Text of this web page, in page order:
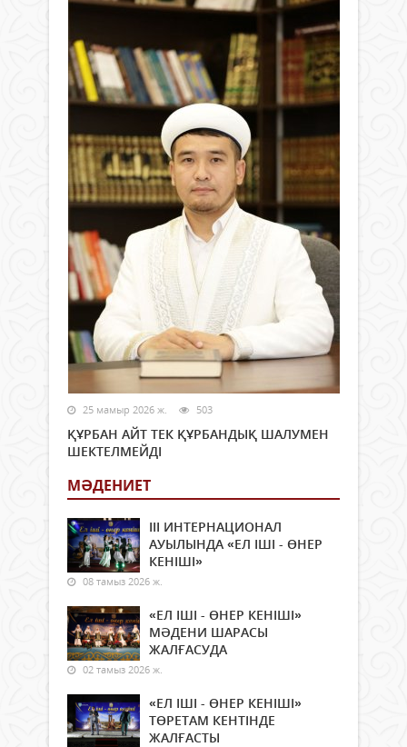
25 мамыр 2026 ж. 503
ҚҰРБАН АЙТ ТЕК ҚҰРБАНДЫҚ ШАЛУМЕН
ШЕКТЕЛМЕЙДІ
МӘДЕНИЕТ
ІІІ ИНТЕРНАЦИОНАЛ
АУЫЛЫНДА «ЕЛ ІШІ - ӨНЕР
КЕНІШІ»
08 тамыз 2026 ж.
«ЕЛ ІШІ - ӨНЕР КЕНІШІ»
МӘДЕНИ ШАРАСЫ
ЖАЛҒАСУДА
02 тамыз 2026 ж.
«ЕЛ ІШІ - ӨНЕР КЕНІШІ»
ТӨРЕТАМ КЕНТІНДЕ
ЖАЛҒАСТЫ